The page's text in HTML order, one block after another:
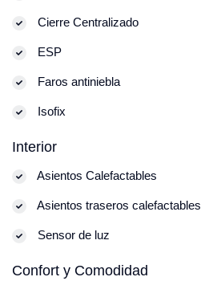
Cierre Centralizado
ESP
Faros antiniebla
Isofix
Interior
Asientos Calefactables
Asientos traseros calefactables
Sensor de luz
Confort y Comodidad